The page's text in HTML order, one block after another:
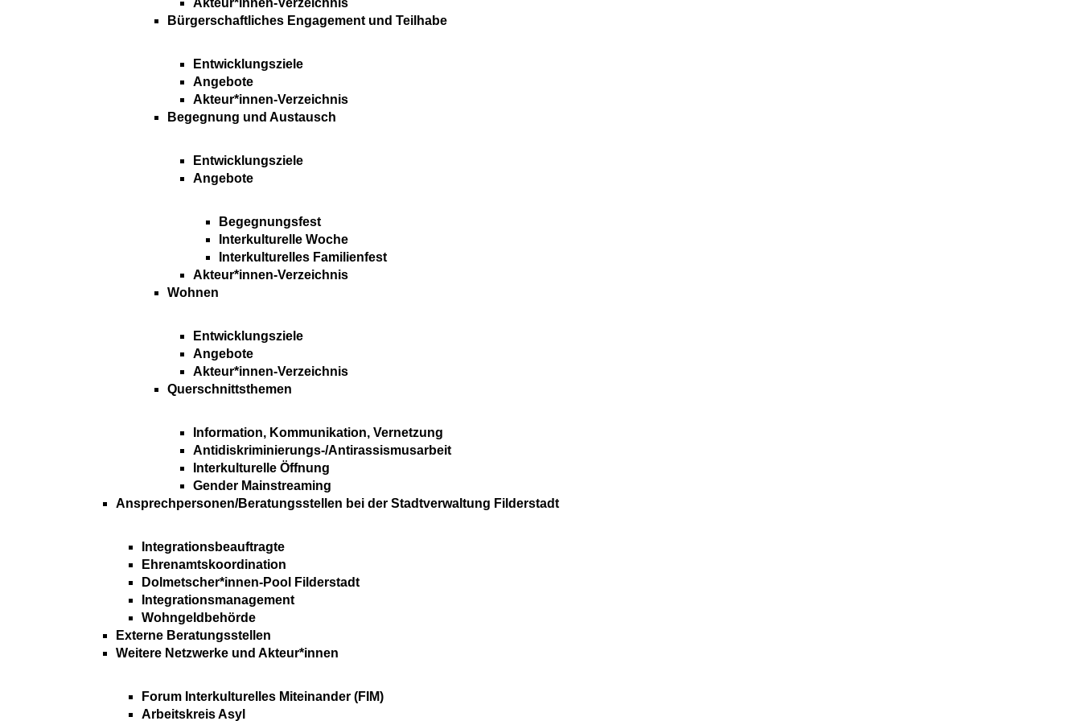
Bürgerschaftliches Engagement und Teilhabe
Entwicklungsziele
Angebote
Akteur*innen-Verzeichnis
Begegnung und Austausch
Entwicklungsziele
Angebote
Begegnungsfest
Interkulturelle Woche
Interkulturelles Familienfest
Akteur*innen-Verzeichnis
Wohnen
Entwicklungsziele
Angebote
Akteur*innen-Verzeichnis
Querschnittsthemen
Information, Kommunikation, Vernetzung
Antidiskriminierungs-/Antirassismusarbeit
Interkulturelle Öffnung
Gender Mainstreaming
Ansprechpersonen/Beratungsstellen bei der Stadtverwaltung Filderstadt
Integrationsbeauftragte
Ehrenamtskoordination
Dolmetscher*innen-Pool Filderstadt
Integrationsmanagement
Wohngeldbehörde
Externe Beratungsstellen
Weitere Netzwerke und Akteur*innen
Forum Interkulturelles Miteinander (FIM)
Arbeitskreis Asyl